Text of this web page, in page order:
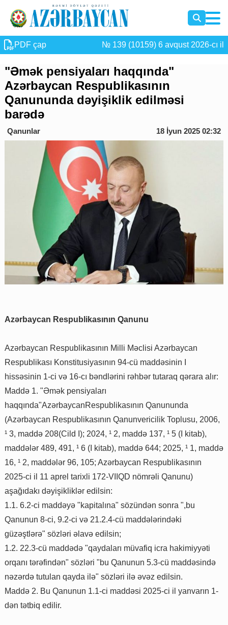
PDF çap № 139 (10159) 6 avqust 2026-cı il
"Əmək pensiyaları haqqında"
Azərbaycan Respublikasının
Qanununda dəyişiklik edilməsi
barədə
Qanunlar 18 İyun 2025 02:32
Azərbaycan Respublikasının Qanunu
Azərbaycan Respublikasının Milli Məclisi Azərbaycan
Respublikası Konstitusiyasının 94-cü maddəsinin I
hissəsinin 1-ci və 16-cı bəndlərini rəhbər tutaraq qərara alır:
Maddə 1. "Əmək pensiyaları
haqqında"AzərbaycanRespublikasının Qanununda
(Azərbaycan Respublikasının Qanunvericilik Toplusu, 2006,
¹ 3, maddə 208(Cild I); 2024, ¹ 2, maddə 137, ¹ 5 (I kitab),
maddələr 489, 491, ¹ 6 (I kitab), maddə 644; 2025, ¹ 1, maddə
16, ¹ 2, maddələr 96, 105; Azərbaycan Respublikasının
2025-ci il 11 aprel tarixli 172-VIIQD nömrəli Qanunu)
aşağıdakı dəyişikliklər edilsin:
1.1. 6.2-ci maddəyə "kapitalına" sözündən sonra ",bu
Qanunun 8-ci, 9.2-ci və 21.2.4-cü maddələrindəki
güzəştlərə" sözləri əlavə edilsin;
1.2. 22.3-cü maddədə "qaydaları müvafiq icra hakimiyyəti
orqanı tərəfindən" sözləri "bu Qanunun 5.3-cü maddəsində
nəzərdə tutulan qayda ilə" sözləri ilə əvəz edilsin.
Maddə 2. Bu Qanunun 1.1-ci maddəsi 2025-ci il yanvarın 1-
dən tətbiq edilir.